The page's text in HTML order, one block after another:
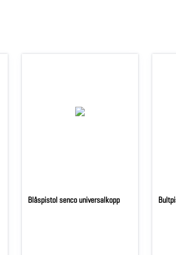
Blåspistol senco universalkopp